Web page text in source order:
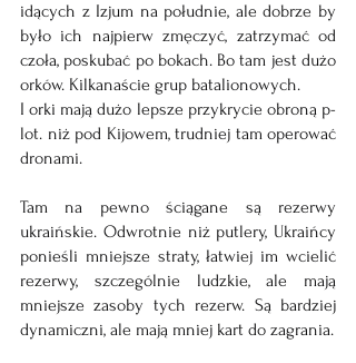
idących z Izjum na południe, ale dobrze by
było ich najpierw zmęczyć, zatrzymać od
czoła, poskubać po bokach. Bo tam jest dużo
orków. Kilkanaście grup batalionowych.
I orki mają dużo lepsze przykrycie obroną p-
lot. niż pod Kijowem, trudniej tam operować
dronami.
Tam na pewno ściągane są rezerwy
ukraińskie. Odwrotnie niż putlery, Ukraińcy
ponieśli mniejsze straty, łatwiej im wcielić
rezerwy, szczególnie ludzkie, ale mają
mniejsze zasoby tych rezerw. Są bardziej
dynamiczni, ale mają mniej kart do zagrania.